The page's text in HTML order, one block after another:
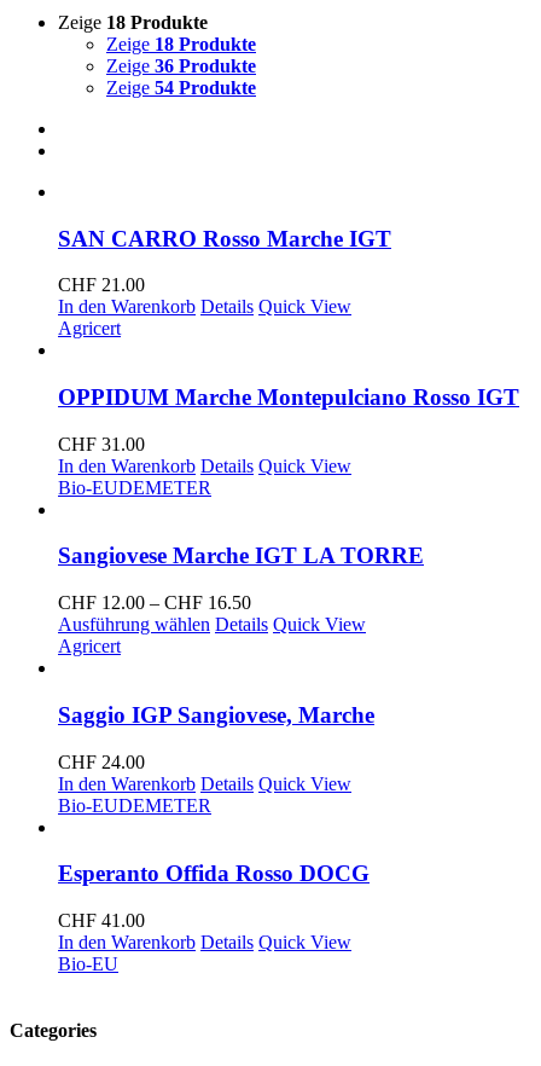
Zeige 18 Produkte
Zeige 18 Produkte
Zeige 36 Produkte
Zeige 54 Produkte
SAN CARRO Rosso Marche IGT
CHF 21.00
In den Warenkorb Details Quick View
Agricert
OPPIDUM Marche Montepulciano Rosso IGT
CHF 31.00
In den Warenkorb Details Quick View
Bio-EUDEMETER
Sangiovese Marche IGT LA TORRE
CHF 12.00 – CHF 16.50Preisspanne:
CHF 12.00
Ausführung wählen Details Quick View
Agricert
Saggio IGP Sangiovese, Marche
CHF 24.00
In den Warenkorb Details Quick View
Bio-EUDEMETER
Esperanto Offida Rosso DOCG
CHF 41.00
In den Warenkorb Details Quick View
Bio-EU
Categories